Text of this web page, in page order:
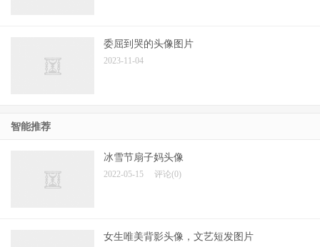
委屈到哭的头像图片
2023-11-04
智能推荐
冰雪节扇子妈头像
2022-05-15 评论(0)
女生唯美背影头像，文艺短发图片